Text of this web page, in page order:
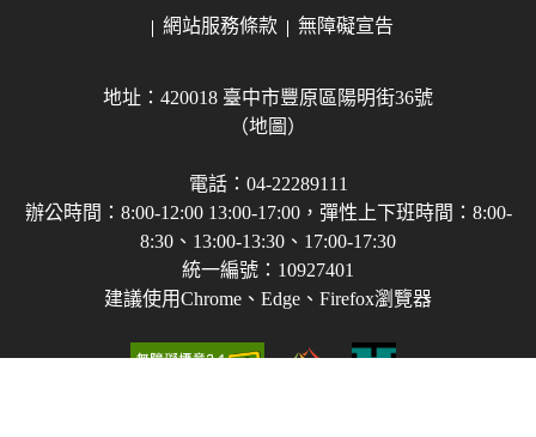
網站服務條款
無障礙宣告
地址：420018 臺中市豐原區陽明街36號
（地圖）
電話：04-22289111
辦公時間：8:00-12:00 13:00-17:00，彈性上下班時間：8:00-
8:30、13:00-13:30、17:00-17:30
統一編號：10927401
建議使用Chrome、Edge、Firefox瀏覽器